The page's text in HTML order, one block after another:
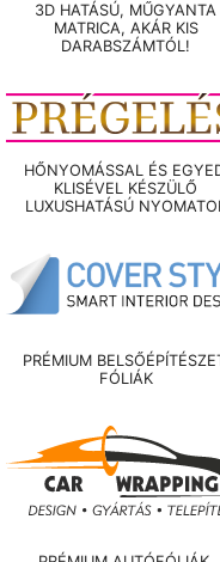
3D HATÁSÚ, MŰGYANTA
MATRICA, AKÁR KIS
DARABSZÁMTÓL!
HŐNYOMÁSSAL ÉS
KLISÉVEL KÉSZÜLŐ
LUXUSHATÁSÚ
PRÉMIUM
FÓLIÁK